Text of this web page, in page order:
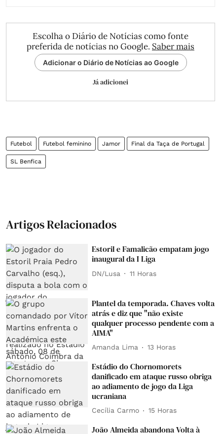
Escolha o Diário de Notícias como fonte
preferida de notícias no Google. Saber mais
Adicionar o Diário de Notícias ao Google
Já adicionei
Futebol Futebol feminino Jamor Final da Taça de Portugal
SL Benfica
Artigos Relacionados
Estoril e Famalicão empatam jogo
inaugural da I Liga
DN/Lusa 11 Horas
Plantel da temporada. Chaves volta
atrás e diz que "não existe
qualquer processo pendente com a
AIMA"
Amanda Lima 13 Horas
Estádio do Chornomorets
danificado em ataque russo obriga
ao adiamento de jogo da Liga
ucraniana
Cecília Carmo 15 Horas
João Almeida abandona Volta à